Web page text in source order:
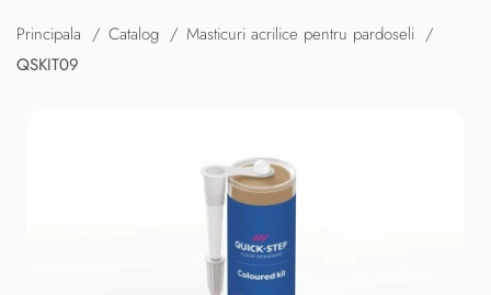
Principala Catalog
Masticuri acrilice pentru pardoseli
QSKIT09